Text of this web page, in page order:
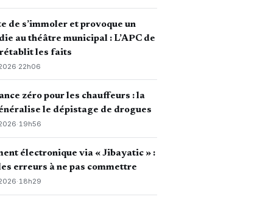
de s’immoler et provoque un
au théâtre municipal : L’APC de
les faits
·22h06
zéro pour les chauffeurs : la
le dépistage de drogues
·19h56
électronique via « Jibayatic » :
erreurs à ne pas commettre
·18h29